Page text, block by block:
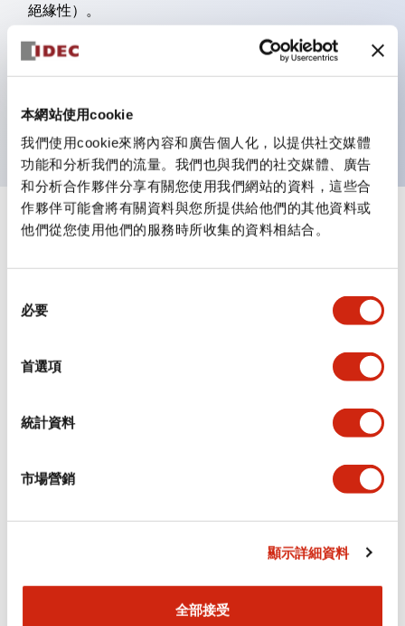
本網站使用cookie
我們使用cookie來將內容和廣告個人化，以提供社交媒體
功能和分析我們的流量。我們也與我們的社交媒體、廣告
和分析合作夥伴分享有關您使用我們網站的資料，這些合
作夥伴可能會將有關資料與您所提供給他們的其他資料或
他們從您使用他們的服務時所收集的資料相結合。
必要
首選項
統計資料
市場營銷
顯示詳細資料
全部接受
絕緣性）。
面板深度39.9mm（※11段接點塊）、59.9mm（※22段
接點塊）。可實現省空間設計。
防護結構
規格
審美規範
電氣規範（額定照明部分）
環境規範
機械規格